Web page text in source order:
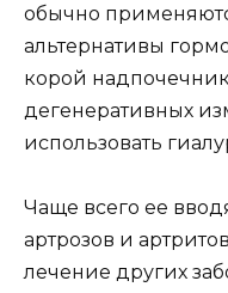
обычно
альтернативы
корой
дегенеративных
использовать
Чаще всего ее
артрозов и
лечение других